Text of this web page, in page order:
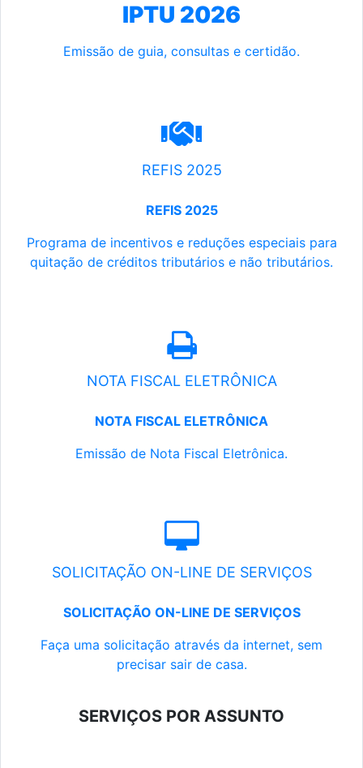
IPTU 2026
Emissão de guia, consultas e certidão.
REFIS 2025
REFIS 2025
Programa de incentivos e reduções especiais para
quitação de créditos tributários e não tributários.
NOTA FISCAL ELETRÔNICA
NOTA FISCAL ELETRÔNICA
Emissão de Nota Fiscal Eletrônica.
SOLICITAÇÃO ON-LINE DE SERVIÇOS
SOLICITAÇÃO ON-LINE DE SERVIÇOS
Faça uma solicitação através da internet, sem
precisar sair de casa.
SERVIÇOS POR ASSUNTO